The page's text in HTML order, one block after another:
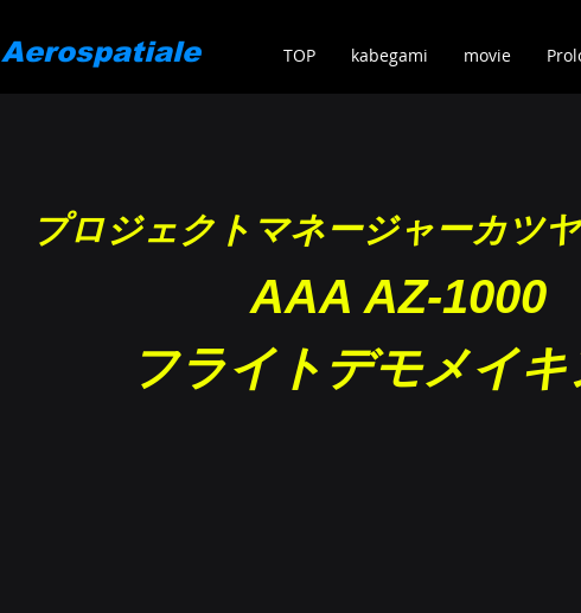
Aerospatiale TOP kabegami movie
プロジェクトマネージャーカツ
AAA AZ-1000
フライトデモメイ